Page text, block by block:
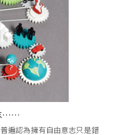
……
遍認為擁有自由意志只是錯